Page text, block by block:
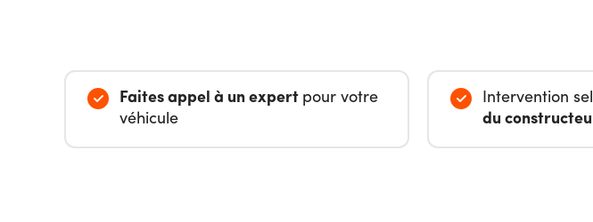
Faites appel à un expert pour votre
véhicule
Intervention
du